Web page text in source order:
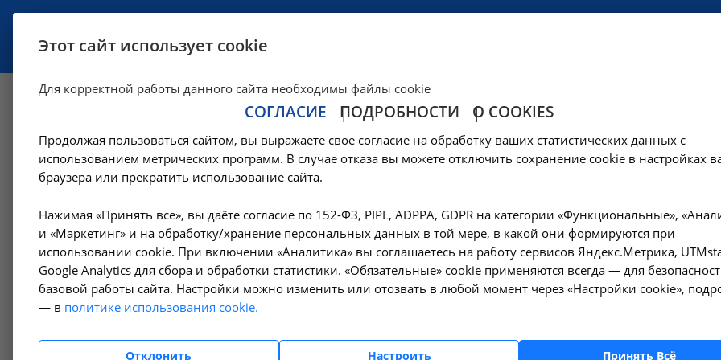
Исследование уровня
крови - A09.05.008 в Ангарске
Цены в Ангарске — Лабораторные исследования — Биохимические исследования — Исследование уровня трансферрина
Оформите заявку на сайте, мы свяжемся с
вопросы.
Амбулаторно-
поликлинические услуги
Гемодиализ
Этот сайт использует cookie
Для корректной работы данного сайта необходимы файлы cookie
СОГЛАСИЕ ПОДРОБНОСТИ О COOKIES
Продолжая пользоваться сайтом, вы выражаете свое согласие на обработку ваших статистических данных с
использованием метрических программ. В случае отказа вы можете отключить сохранение cookie в настройках
браузера или прекратить использование сайта.
Нажимая «Принять все», вы даёте согласие по 152-ФЗ, PIPL, ADPPA, GDPR на категории «Функциональные»,
и «Маркетинг» и на обработку/хранение персональных данных в той мере, в какой они формируются при
использовании cookie. При включении «Аналитика» вы соглашаетесь на работу сервисов Яндекс.Метрика,
Google Analytics для сбора и обработки статистики. «Обязательные» cookie применяются всегда — для
базовой работы сайта. Настройки можно изменить или отозвать в любой момент через «Настройки cookie»,
— в политике использования cookie.
Отклонить Настроить Принять Всё